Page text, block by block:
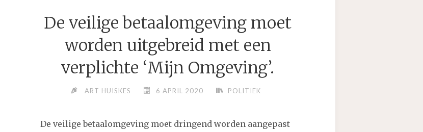
De veilige betaalomgeving moet
worden uitgebreid met een
verplichte ‘Mijn Omgeving’.
ART HUISKES 6 APRIL 2020 POLITIEK
De veilige betaalomgeving moet dringend worden aangepast